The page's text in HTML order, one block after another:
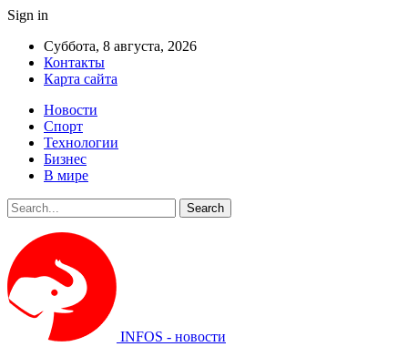
Sign in
Суббота, 8 августа, 2026
Контакты
Карта сайта
Новости
Спорт
Технологии
Бизнес
В мире
INFOS - новости